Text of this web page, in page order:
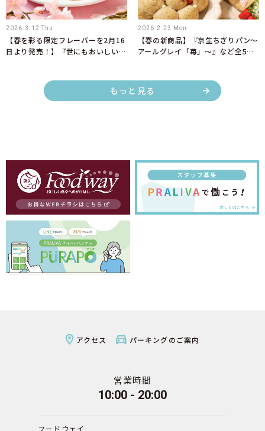
2026.3.12 Thu
【春を彩る限定フレーバーを2月16
日より発売！】『世にもおいしいさ
2026.2.23 Mon
【春の新商品】『京生ちぎりパン～
アールグレイ「苺」～』など全5商
もっと見る
アクセス パーキングのご案内
営業時間
10:00 - 20:00
フードウェイ